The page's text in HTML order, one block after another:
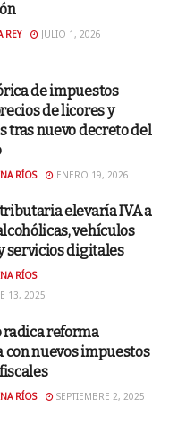
REY JULIO 1, 2026
de impuestos
de licores y
tras nuevo decreto del
RÍOS ENERO 19, 2026
elevaría IVA a
vehículos
servicios digitales
RÍOS
13, 2025
radica reforma
nuevos impuestos
RÍOS SEPTIEMBRE 2, 2025